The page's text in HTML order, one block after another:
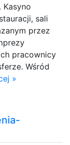
Kasyno
sali
przez
pracownicy
Wśród
»